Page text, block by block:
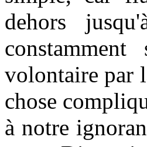
dehors
volontaire par
chose
à notre